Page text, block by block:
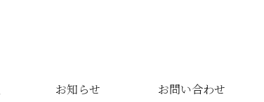
お知らせ お問い合わせ